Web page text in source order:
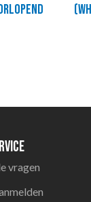
vragen